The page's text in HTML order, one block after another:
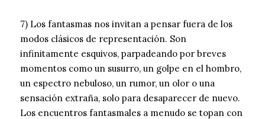
7) Los fantasmas nos invitan a pensar fuera de los
modos clásicos de representación. Son
infinitamente esquivos, parpadeando por breves
momentos como un susurro, un golpe en el hombro,
un espectro nebuloso, un rumor, un olor o una
sensación extraña, solo para desaparecer de nuevo.
Los encuentros fantasmales a menudo se topan con